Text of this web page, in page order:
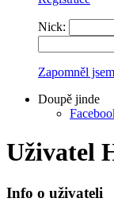
Nick:
Zapomněl
Doupě jinde
Uživatel
Info o uživateli